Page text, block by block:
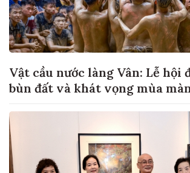
Vật cầu nước làng Vân: Lễ hội
bùn đất và khát vọng mùa